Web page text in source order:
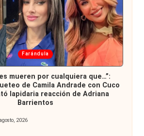
Farándula
mueren por cualquiera que…”:
de Camila Andrade con Cuco
lapidaria reacción de Adriana
Barrientos
2026